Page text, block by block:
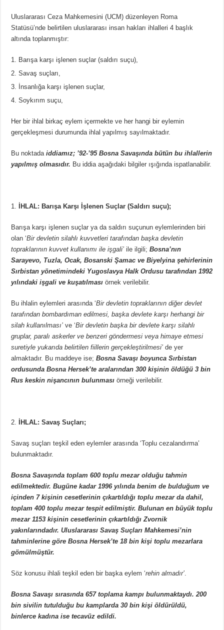
Uluslararası Ceza Mahkemesini (UCM) düzenleyen Roma
Statüsü’nde belirtilen uluslararası insan hakları ihlalleri 4 başlık
altında toplanmıştır:
Barışa karşı işlenen suçlar (saldırı suçu),
Savaş suçları,
İnsanlığa karşı işlenen suçlar,
Soykırım suçu,
Her bir ihlal birkaç eylem içermekte ve her hangi bir eylemin
gerçekleşmesi durumunda ihlal yapılmış sayılmaktadır.
Bu noktadaiddiamız; ’92-’95 Bosna Savaşında bütün bu ihlallerin
yapılmış olmasıdır. Bu iddia aşağıdaki bilgiler ışığında ispatlanabilir.
İHLAL: Barışa Karşı İşlenen Suçlar (Saldırı suçu);
Barışa karşı işlenen suçlar ya da saldırı suçunun eylemlerinden biri
olan ‘Bir devletin silahlı kuvvetleri tarafından başka devletin
topraklarının kuvvet kullanımı ile işgali’ ile ilgili;Bosna’nın
Sarayevo, Tuzla, Ocak, Bosanski Şamac ve Biyelyina şehirlerinin
Sırbistan yönetimindeki Yugoslavya Halk Ordusu tarafından 1992
yılındaki işgali ve kuşatılması örnek verilebilir.
Bu ihlalin eylemleri arasında ‘Bir devletin topraklarının diğer devlet
tarafından bombardıman edilmesi, başka devlete karşı herhangi bir
silah kullanılması’ ve ‘Bir devletin başka bir devlete karşı silahlı
gruplar, paralı askerler ve benzeri göndermesi veya himaye etmesi
suretiyle yukarıda belirtilen fiillerin gerçekleştirilmesi’ de yer
almaktadır. Bu maddeye ise;Bosna Savaşı boyunca Sırbistan
ordusunda Bosna Hersek’te aralarından 300 kişinin öldüğü 3 bin
Rus keskin nişancının bulunmasıörneği verilebilir.
İHLAL: Savaş Suçları;
Savaş suçları teşkil eden eylemler arasında ‘Toplu cezalandırma’
bulunmaktadır.
Bosna Savaşında toplam 600 toplu mezar olduğu tahmin
edilmektedir. Bugüne kadar 1996 yılında benim de bulduğum ve
içinden 7 kişinin cesetlerinin çıkartıldığı toplu mezar da dahil,
toplam 400 toplu mezar tespit edilmiştir. Bulunan en büyük toplu
mezar 1153 kişinin cesetlerinin çıkartıldığı Zvornik
yakınlarındadır. Uluslararası Savaş Suçları Mahkemesi’nin
tahminlerine göre Bosna Hersek’te 18 bin kişi toplu mezarlara
gömülmüştür.
Söz konusu ihlali teşkil eden bir başka eylem ‘rehin almadır’
Bosna Savaşı sırasında 657 toplama kampı bulunmaktaydı. 200
bin sivilin tutulduğu bu kamplarda 30 bin kişi öldürüldü,
binlerce kadına ise tecavüz edildi.